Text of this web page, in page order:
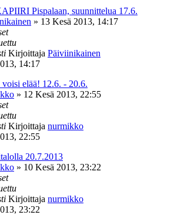
Pispalaan, suunnittelua 17.6.
» 13 Kesä 2013, 14:17
Kirjoittaja Päiviinikainen
14:17
elää! 12.6. - 20.6.
» 12 Kesä 2013, 22:55
Kirjoittaja nurmikko
22:55
20.7.2013
» 10 Kesä 2013, 23:22
Kirjoittaja nurmikko
23:22